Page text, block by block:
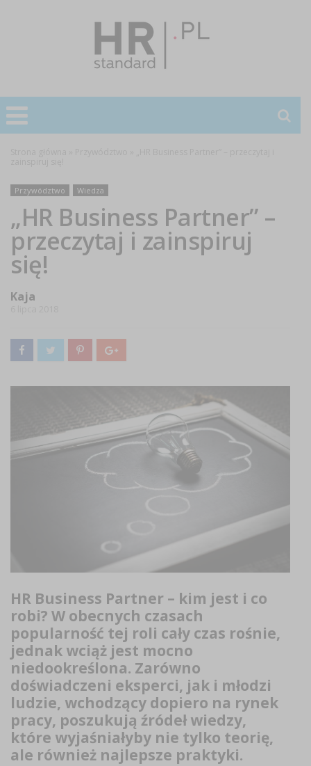
Przywództwo Wiedza
„HR Business Partner” –
przeczytaj i zainspiruj
się!
Kaja
HR Business Partner – kim jest i co
robi? W obecnych czasach
popularność tej roli cały czas rośnie,
jednak wciąż jest mocno
niedookreślona. Zarówno
doświadczeni eksperci, jak i młodzi
ludzie, wchodzący dopiero na rynek
pracy, poszukują źródeł wiedzy,
które wyjaśniałyby nie tylko teorię,
ale również najlepsze praktyki.